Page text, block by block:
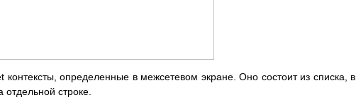
контексты, определенные в межсетевом экране. Оно состоит из списка, в
отдельной строке.